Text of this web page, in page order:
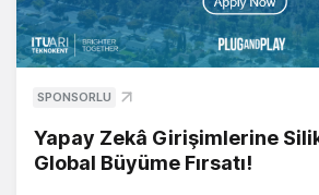
SPONSORLU
Yapay Zekâ Girişimlerine
Global Büyüme Fırsatı!